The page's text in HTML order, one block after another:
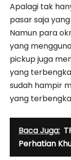
Apalagi tak
pasar saja
Namun para
yang
pickup juga
yang
sudah hampir
yang
Baca Juga:
Perhatian